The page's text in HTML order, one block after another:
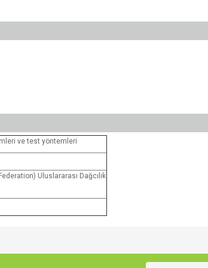
ve test yöntemleri
Uluslararası Dağcılık